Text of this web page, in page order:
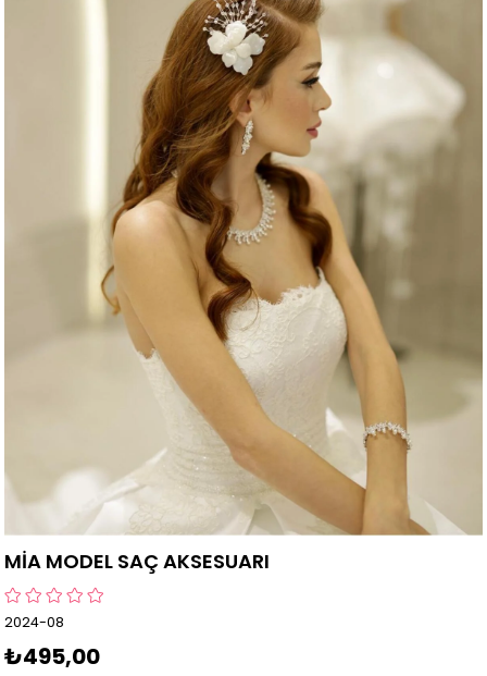
MİA MODEL SAÇ AKSESUARI
2024-08
₺495,00